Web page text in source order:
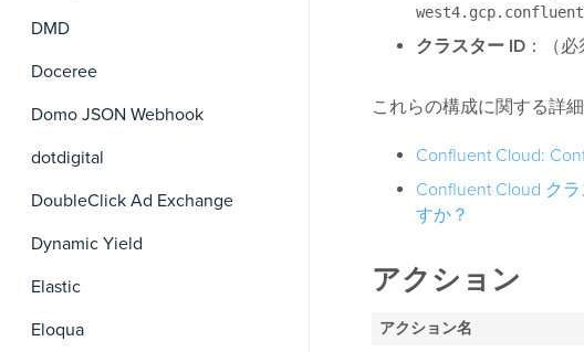
DMD
Doceree
Domo JSON Webhook
dotdigital
DoubleClick Ad Exchange
Dynamic Yield
Elastic
Eloqua
クラスター ID ：（
これらの構成に関する詳
Confluent Cloud:
Confluent Cloud ク
すか？
アクション
アクション名